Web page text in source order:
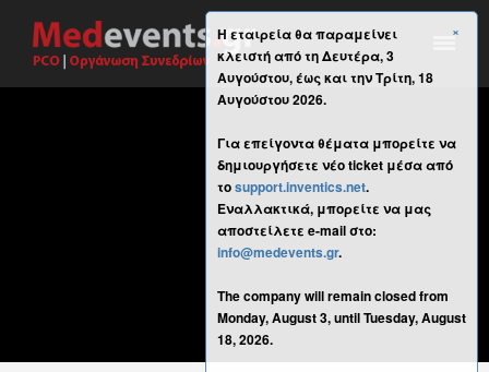
×
Η εταιρεία θα παραμείνει
κλειστή από τη Δευτέρα, 3
Αυγούστου, έως και την Τρίτη, 18
Αυγούστου 2026.
Για επείγοντα θέματα μπορείτε να
δημιουργήσετε νέο ticket μέσα από
τοsupport.inventics.net.
Εναλλακτικά, μπορείτε να μας
αποστείλετε e-mail στο:
info@medevents.gr.
The company will remain closed from
Monday, August 3, until Tuesday, August
18, 2026.